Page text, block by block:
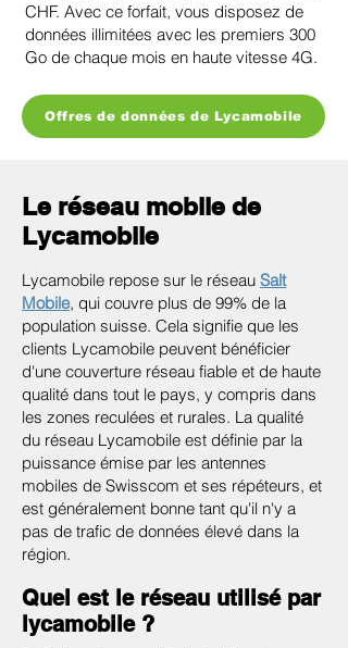
CHF. Avec ce forfait, vous disposez de
données illimitées avec les premiers 300
Go de chaque mois en haute vitesse 4G.
Offres de données de Lycamobile
Le réseau mobile de
Lycamobile
Lycamobile repose sur le réseau Salt
Mobile, qui couvre plus de 99% de la
population suisse. Cela signifie que les
clients Lycamobile peuvent bénéficier
d'une couverture réseau fiable et de haute
qualité dans tout le pays, y compris dans
les zones reculées et rurales. La qualité
du réseau Lycamobile est définie par la
puissance émise par les antennes
mobiles de Swisscom et ses répéteurs, et
est généralement bonne tant qu'il n'y a
pas de trafic de données élevé dans la
région.
Quel est le réseau utilisé par
lycamobile ?